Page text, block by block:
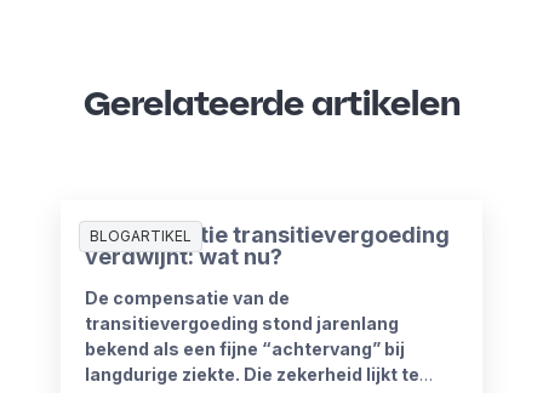
Gerelateerde artikelen
BLOGARTIKEL
Compensatie transitievergoeding
verdwijnt: wat nu?
De compensatie van de
transitievergoeding stond jarenlang
bekend als een fijne “achtervang” bij
langdurige ziekte. Die zekerheid lijkt te